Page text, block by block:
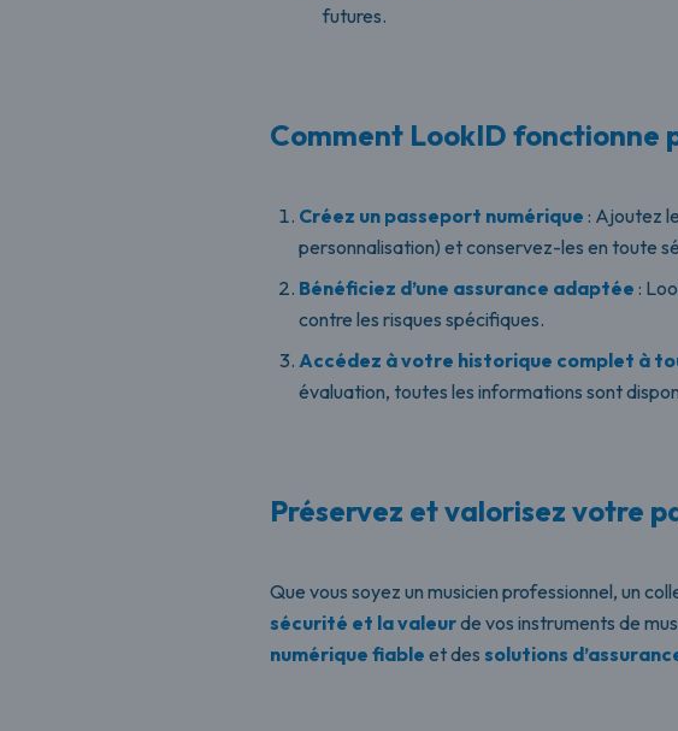
futures.
Comment LookID fonctionne
Créez un passeport numérique : Ajoutez
personnalisation) et conservez-les en toute
Bénéficiez d’une assurance adaptée :
contre les risques spécifiques.
Accédez à votre historique complet à
évaluation, toutes les informations sont
Préservez et valorisez votre
Que vous soyez un musicien professionnel, un
sécurité et la valeurde vos instruments de
numérique fiable et des solutions